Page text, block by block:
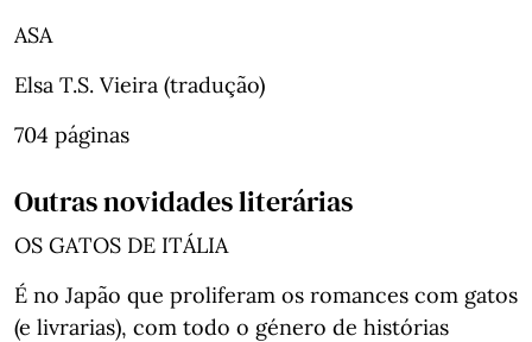
ASA
Elsa T.S. Vieira (tradução)
704 páginas
Outras novidades literárias
OS GATOS DE ITÁLIA
É no Japão que proliferam os romances com gatos
(e livrarias), com todo o género de histórias